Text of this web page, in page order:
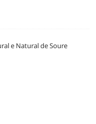
e Natural de Soure